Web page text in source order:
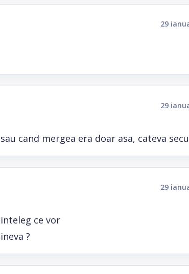
29
29
cand mergea era doar asa, cateva
29
ce vor
?